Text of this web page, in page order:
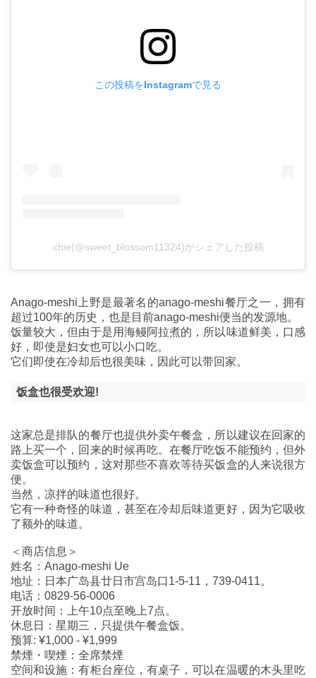
この投稿をInstagramで見る
chie(@sweet_blossom11324)がシェアした投稿
Anago-meshi上野是最著名的anago-meshi餐厅之一，拥有
超过100年的历史，也是目前anago-meshi便当的发源地。
饭量较大，但由于是用海鳗阿拉煮的，所以味道鲜美，口感
好，即使是妇女也可以小口吃。
它们即使在冷却后也很美味，因此可以带回家。
饭盒也很受欢迎!
这家总是排队的餐厅也提供外卖午餐盒，所以建议在回家的
路上买一个，回来的时候再吃。在餐厅吃饭不能预约，但外
卖饭盒可以预约，这对那些不喜欢等待买饭盒的人来说很方
便。
当然，凉拌的味道也很好。
它有一种奇怪的味道，甚至在冷却后味道更好，因为它吸收
了额外的味道。
＜商店信息＞
姓名：Anago-meshi Ue
地址：日本广岛县廿日市宫岛口1-5-11，739-0411。
电话：0829-56-0006
开放时间：上午10点至晚上7点。
休息日：星期三，只提供午餐盒饭。
预算: ¥1,000 - ¥1,999
禁煙・喫煙：全席禁煙
空间和设施：有柜台座位，有桌子，可以在温暖的木头里吃